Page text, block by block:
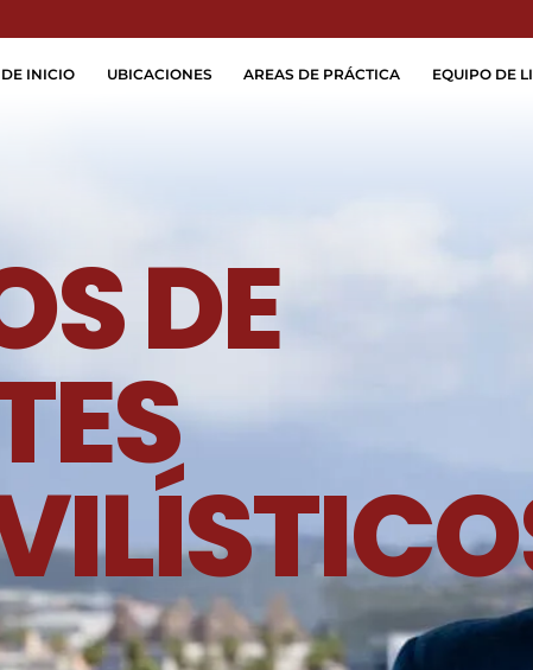
INICIO UBICACIONES AREAS DE PRÁCTICA EQUIPO DE
DE